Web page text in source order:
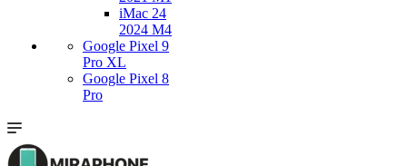
iMac 24
2024 M4
Google Pixel 9
Pro XL
Google Pixel 8
Pro